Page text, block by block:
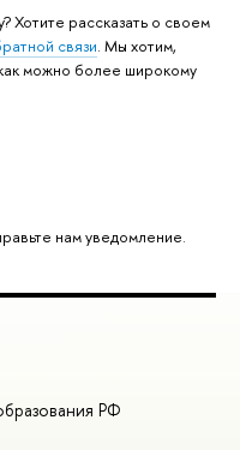
Хотите рассказать о своем
связи. Мы хотим,
можно более широкому
нам уведомление.
РФ